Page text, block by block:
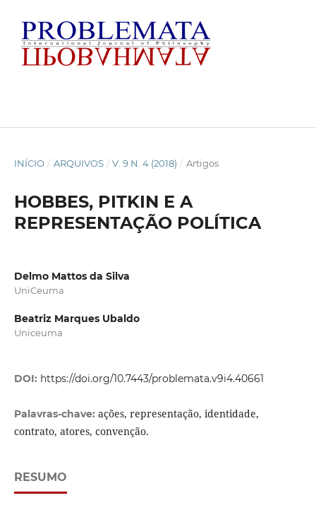
INÍCIO / ARQUIVOS / V. 9 N. 4 (2018) / Artigos
HOBBES, PITKIN E A
REPRESENTAÇÃO POLÍTICA
Delmo Mattos da Silva
UniCeuma
Beatriz Marques Ubaldo
Uniceuma
DOI: https://doi.org/10.7443/problemata.v9i4.40661
Palavras-chave: ações, representação, identidade,
contrato, atores, convenção.
RESUMO